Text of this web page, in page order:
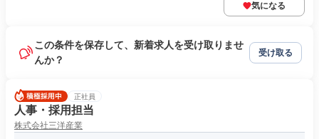
気になる
この条件を保存して、新着求人を受け取りませ
んか？
受け取る
正社員
人事・採用担当
株式会社三洋産業